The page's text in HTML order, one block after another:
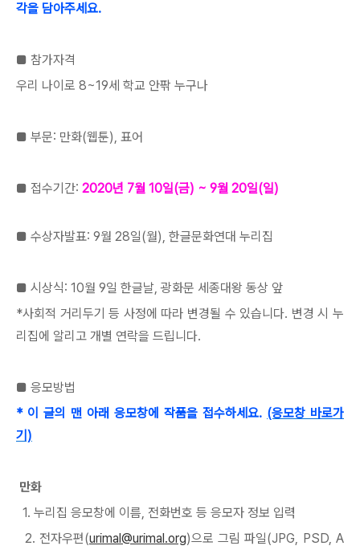
각을 담아주세요.
■ 참가자격
우리 나이로 8~19세 학교 안팎 누구나
■ 부문: 만화(웹툰), 표어
■ 접수기간: 2020년 7월 10일(금) ~ 9월 20일(일)
■ 수상자발표: 9월 28일(월), 한글문화연대 누리집
■ 시상식: 10월 9일 한글날, 광화문 세종대왕 동상 앞
*사회적 거리두기 등 사정에 따라 변경될 수 있습니다. 변경 시 누
리집에 알리고 개별 연락을 드립니다.
■ 응모방법
* 이 글의 맨 아래 응모창에 작품을 접수하세요. (응모창 바로가
기)
만화
1. 누리집 응모창에 이름, 전화번호 등 응모자 정보 입력
2. 전자우편(urimal@urimal.org)으로 그림 파일(JPG, PSD, A